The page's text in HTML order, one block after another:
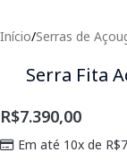
Início/Serras de
Serra Fita
R$7.390,00
Em até 10x de R$